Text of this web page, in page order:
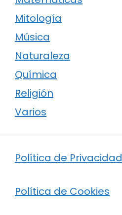
Mitología
Música
Naturaleza
Química
Religión
Varios
Política de Privacidad
Política de Cookies